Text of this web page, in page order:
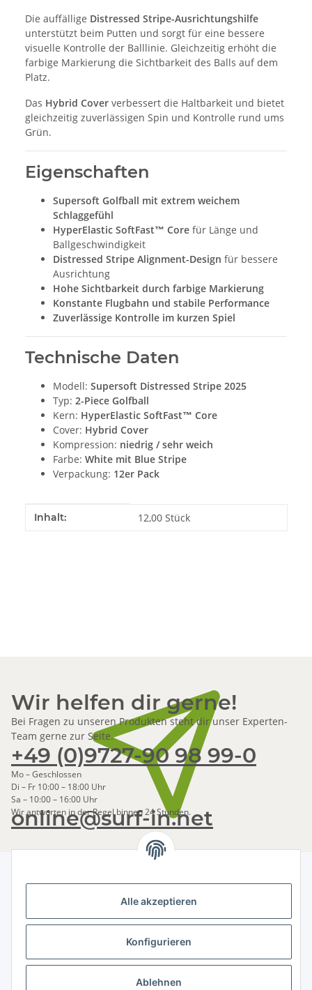
Alle akzeptieren
Konfigurieren
Ablehnen
Die auffällige Distressed Stripe-Ausrichtungshilfe
unterstützt beim Putten und sorgt für eine bessere
visuelle Kontrolle der Balllinie. Gleichzeitig erhöht die
farbige Markierung die Sichtbarkeit des Balls auf dem
Platz.
Das Hybrid Cover verbessert die Haltbarkeit und bietet
gleichzeitig zuverlässigen Spin und Kontrolle rund ums
Grün.
Eigenschaften
Supersoft Golfball mit extrem weichem
Schlaggefühl
HyperElastic SoftFast™ Core für Länge und
Ballgeschwindigkeit
Distressed Stripe Alignment-Design für bessere
Ausrichtung
Hohe Sichtbarkeit durch farbige Markierung
Konstante Flugbahn und stabile Performance
Zuverlässige Kontrolle im kurzen Spiel
Technische Daten
Modell: Supersoft Distressed Stripe 2025
Typ: 2-Piece Golfball
Kern: HyperElastic SoftFast™ Core
Cover: Hybrid Cover
Kompression: niedrig / sehr weich
Farbe: White mit Blue Stripe
Verpackung: 12er Pack
Produkteigenschaft
Wert
Inhalt: 12,00 Stück
Wir helfen dir gerne!
Bei Fragen zu unseren Produkten steht dir unser Experten-
Team gerne zur Seite.
+49 (0)9727-90 98 99-0
Mo – Geschlossen
Di – Fr 10:00 – 18:00 Uhr
Sa – 10:00 – 16:00 Uhr
online@surf-in.net
Wir antworten in der Regel binnen 24 Stunden.
Newsletter Abonnieren
regelmäßig und jederzeit widerruflich
Informationen zu Ihrem Produktsortiment per E-Mail zu.